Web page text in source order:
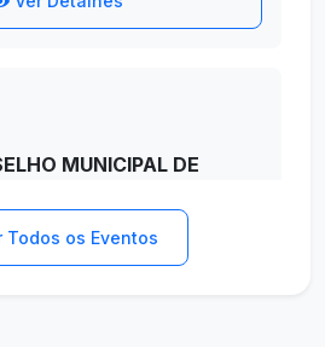
MUNICIPAL DE
SARTORI - ESPAÇO DA ARTE
Todos os Eventos